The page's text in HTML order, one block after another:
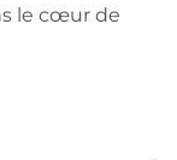
le cœur de